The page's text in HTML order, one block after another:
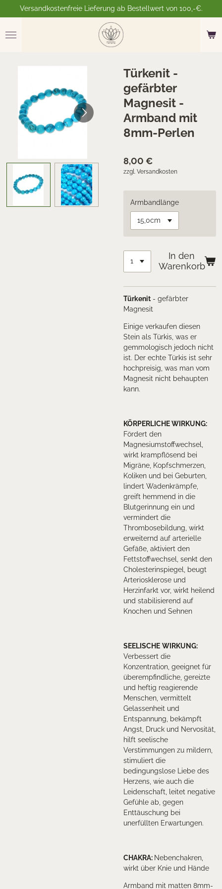
Hauptinhalt
springen
Versandkostenfreie Lieferung ab Bestellwert von 100,-€.
Türkenit -
gefärbter
Magnesit -
Armband mit
8mm-Perlen
8,00 €
zzgl. Versandkosten
Armbandlänge
In den
Warenkorb
Türkenit - gefärbter
Magnesit
Einige verkaufen diesen
Stein als Türkis, was er
gemmologisch jedoch nicht
ist. Der echte Türkis ist sehr
hochpreisig, was man vom
Magnesit nicht behaupten
kann.
KÖRPERLICHE WIRKUNG:
Fördert den
Magnesiumstoffwechsel,
wirkt krampflösend bei
Migräne, Kopfschmerzen,
Koliken und bei Geburten,
lindert Wadenkrämpfe,
greift hemmend in die
Blutgerinnung ein und
vermindert die
Thrombosebildung, wirkt
erweiternd auf arterielle
Gefäße, aktiviert den
Fettstoffwechsel, senkt den
Cholesterinspiegel, beugt
Arteriosklerose und
Herzinfarkt vor, wirkt heilend
und stabilisierend auf
Knochen und Sehnen
SEELISCHE WIRKUNG:
Verbessert die
Konzentration, geeignet für
überempfindliche, gereizte
und heftig reagierende
Menschen, vermittelt
Gelassenheit und
Entspannung, bekämpft
Angst, Druck und Nervosität,
hilft seelische
Verstimmungen zu mildern,
stimuliert die
bedingungslose Liebe des
Herzens, wie auch die
Leidenschaft, leitet negative
Gefühle ab, gegen
Enttäuschung bei
unerfüllten Erwartungen.
CHAKRA: Nebenchakren,
wirkt über Knie und Hände
Armband mit matten 8mm-